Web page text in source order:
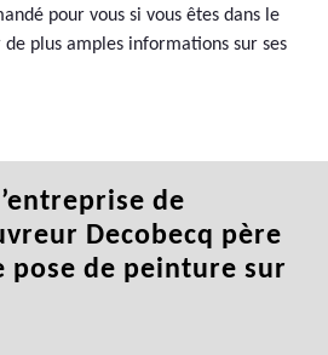
pour vous si vous êtes dans le
plus amples informations sur ses
de
Decobecq père
pose de peinture sur